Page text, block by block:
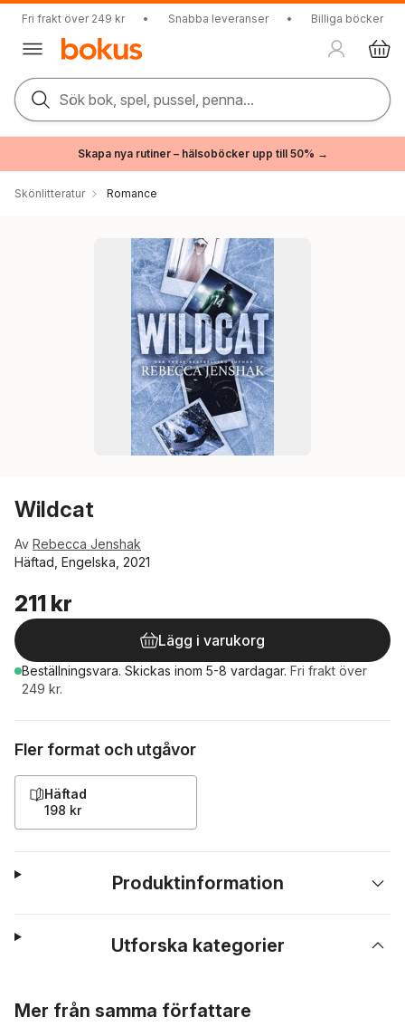
Fri frakt över 249 kr • Snabba leveranser • Billiga böcker
Sök bok, spel, pussel, penna...
Skapa nya rutiner – hälsoböcker upp till 50% →
Skönlitteratur Romance
Wildcat
Av Rebecca Jenshak
Häftad, Engelska, 2021
211 kr
Lägg i varukorg
Beställningsvara. Skickas inom 5-8 vardagar. Fri frakt över
249 kr.
Fler format och utgåvor
Häftad
198 kr
Produktinformation
Utforska kategorier
Mer från samma författare